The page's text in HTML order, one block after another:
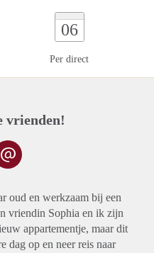
06
Per direct
vrienden!
oud en werkzaam bij een
vriendin Sophia en ik zijn
appartementje, maar dit
dag op en neer reis naar